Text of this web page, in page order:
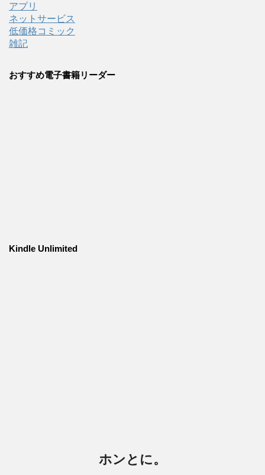
アプリ
ネットサービス
低価格コミック
雑記
おすすめ電子書籍リーダー
Kindle Unlimited
ホンとに。